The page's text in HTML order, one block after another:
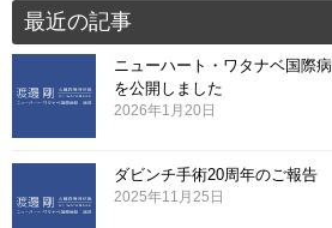
最近の記事
ニューハート・ワタナベ国際
を公開しました
2026年1月20日
ダビンチ手術20周年のご報告
2025年11月25日